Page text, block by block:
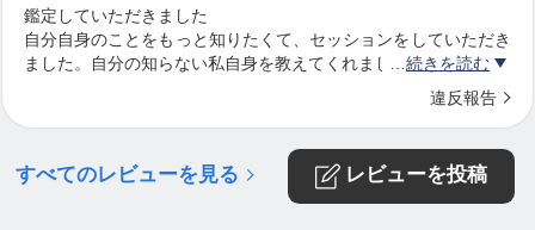
⸻
●カードリーディングセッション
https://ticket.tsuku2.jp/events-detail/9245012400355
鑑定していただきました
自分自身のことをもっと知りたくて、セッションをしていただき
ました。自分の知らない私自身を教えてくれました続きを読む
違反報告
レビューを投稿
すべてのレビューを見る